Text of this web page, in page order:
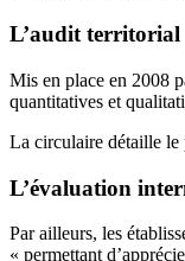
L’audit territorial
Mis en place en 2008
quantitatives et
La circulaire détaille le
L’évaluation
Par ailleurs, les
« permettant